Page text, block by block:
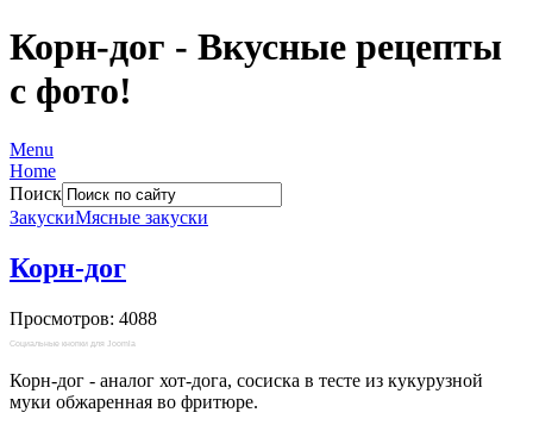
Корн-дог - Вкусные рецепты
с фото!
Menu
Home
Поиск
ЗакускиМясные закуски
Корн-дог
Просмотров: 4088
Социальные кнопки для Joomla
Корн-дог - аналог хот-дога, сосиска в тесте из кукурузной
муки обжаренная во фритюре.